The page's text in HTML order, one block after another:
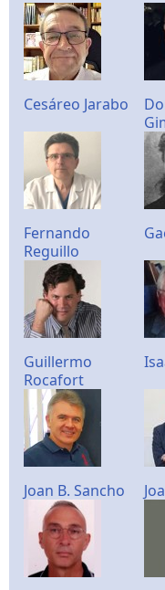
Cesáreo Jarabo
Fernando
Reguillo
Guillermo
Rocafort
Joan B. Sancho